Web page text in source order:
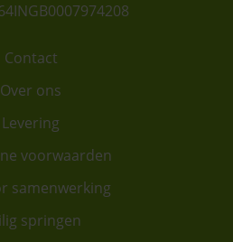
Contact
Over ons
Levering
voorwaarden
samenwerking
springen